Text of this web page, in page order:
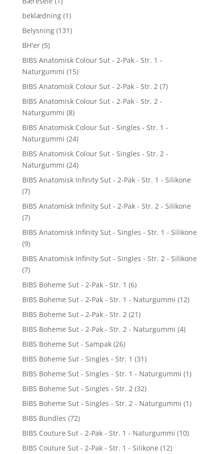
beklædning (1)
Belysning (131)
BH'er (5)
BIBS Anatomisk Colour Sut - 2-Pak - Str. 1 -
Naturgummi (15)
BIBS Anatomisk Colour Sut - 2-Pak - Str. 2 (7)
BIBS Anatomisk Colour Sut - 2-Pak - Str. 2 -
Naturgummi (8)
BIBS Anatomisk Colour Sut - Singles - Str. 1 -
Naturgummi (24)
BIBS Anatomisk Colour Sut - Singles - Str. 2 -
Naturgummi (24)
BIBS Anatomisk Infinity Sut - 2-Pak - Str. 1 - Silikone
(7)
BIBS Anatomisk Infinity Sut - 2-Pak - Str. 2 - Silikone
(7)
BIBS Anatomisk Infinity Sut - Singles - Str. 1 - Silikone
(9)
BIBS Anatomisk Infinity Sut - Singles - Str. 2 - Silikone
(7)
BIBS Boheme Sut - 2-Pak - Str. 1 (6)
BIBS Boheme Sut - 2-Pak - Str. 1 - Naturgummi (12)
BIBS Boheme Sut - 2-Pak - Str. 2 (21)
BIBS Boheme Sut - 2-Pak - Str. 2 - Naturgummi (4)
BIBS Boheme Sut - Sampak (26)
BIBS Boheme Sut - Singles - Str. 1 (31)
BIBS Boheme Sut - Singles - Str. 1 - Naturgummi (1)
BIBS Boheme Sut - Singles - Str. 2 (32)
BIBS Boheme Sut - Singles - Str. 2 - Naturgummi (1)
BIBS Bundles (72)
BIBS Couture Sut - 2-Pak - Str. 1 - Naturgummi (10)
BIBS Couture Sut - 2-Pak - Str. 1 - Silikone (12)